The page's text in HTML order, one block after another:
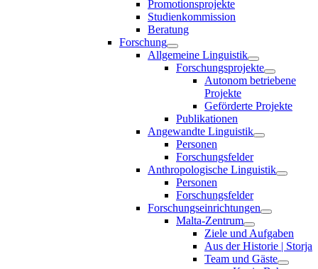
Promotionsprojekte
Studienkommission
Beratung
Forschung
Allgemeine Linguistik
Forschungsprojekte
Autonom betriebene
Projekte
Geförderte Projekte
Publikationen
Angewandte Linguistik
Personen
Forschungsfelder
Anthropologische Linguistik
Personen
Forschungsfelder
Forschungseinrichtungen
Malta-Zentrum
Ziele und Aufgaben
Aus der Historie | Storja
Team und Gäste